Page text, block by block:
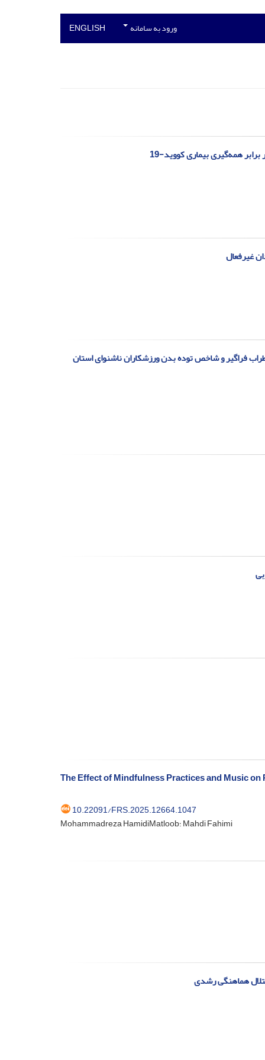
ورود به سامانه ENGLISH
همه‌گیری بیماری کووید-19
غیرفعال
فراگیر و شاخص توده بدن ورزشکاران ناشنوای استان
The Effect of Mindfulness Practices and Music
10.22091/FRS.2025.12664.1047
Mohammadreza HamidiMatloob؛ Mahdi Fahimi
هماهنگی رشدی